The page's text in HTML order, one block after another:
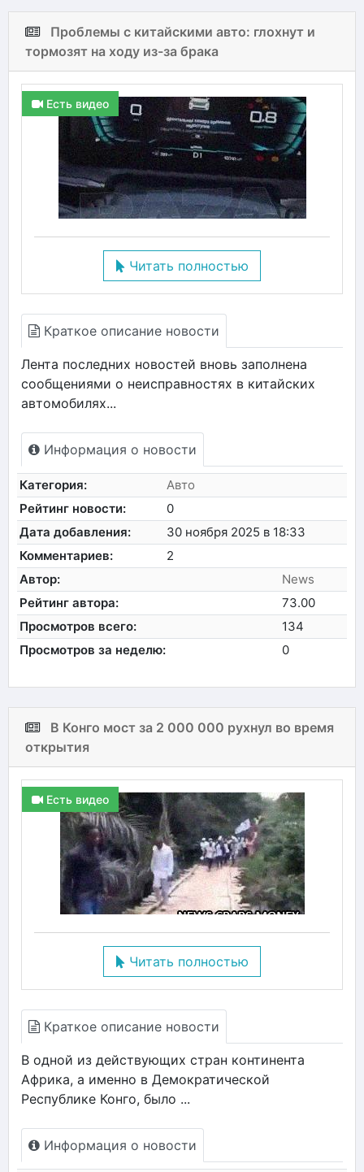
Проблемы с китайскими авто: глохнут и
тормозят на ходу из-за брака
Есть видео
Читать полностью
Краткое описание новости
Лента последних новостей вновь заполнена
сообщениями о неисправностях в китайских
автомобилях...
Информация о новости
Категория:
Авто
Рейтинг новости:
0
Дата добавления:
30 ноября 2025 в 18:33
Комментариев:
2
Автор:
News
Рейтинг автора:
73.00
Просмотров всего:
134
Просмотров за неделю:
0
В Конго мост за 2 000 000 рухнул во время
открытия
Есть видео
Читать полностью
Краткое описание новости
В одной из действующих стран континента
Африка, а именно в Демократической
Республике Конго, было ...
Информация о новости